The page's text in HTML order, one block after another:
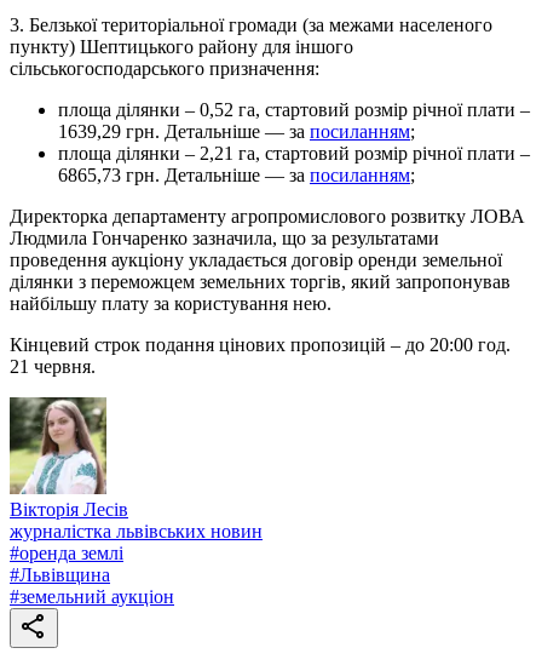
3. Белзької територіальної громади (за межами населеного
пункту) Шептицького району для іншого
сільськогосподарського призначення:
площа ділянки – 0,52 га, стартовий розмір річної плати –
1639,29 грн. Детальніше — за посиланням;
площа ділянки – 2,21 га, стартовий розмір річної плати –
6865,73 грн. Детальніше — за посиланням;
Директорка департаменту агропромислового розвитку ЛОВА
Людмила Гончаренко зазначила, що за результатами
проведення аукціону укладається договір оренди земельної
ділянки з переможцем земельних торгів, який запропонував
найбільшу плату за користування нею.
Кінцевий строк подання цінових пропозицій – до 20:00 год.
21 червня.
Вікторія Лесів
журналістка львівських новин
#оренда землі
#Львівщина
#земельний аукціон